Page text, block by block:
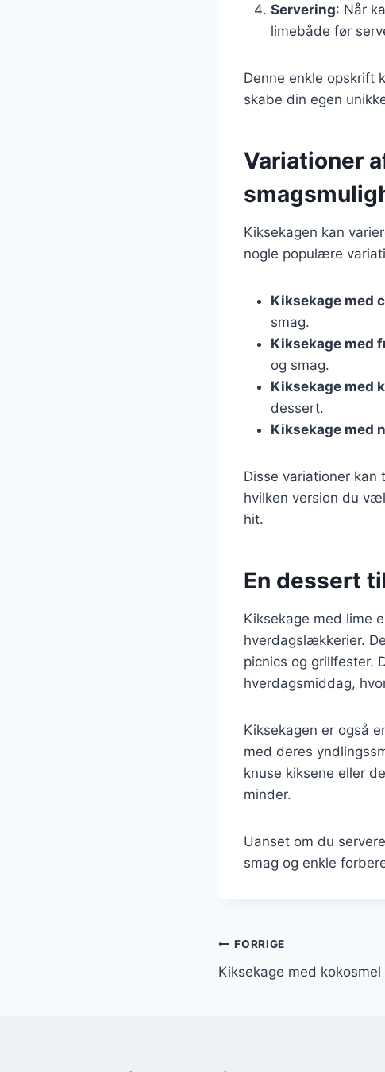
Servering: Når
limebåde før
Denne enkle opskrift
skabe din egen
Variationer
Kiksekagen kan
nogle populære
Kiksekage med
smag.
Kiksekage med
og smag.
Kiksekage med
dessert.
Kiksekage med
Disse variationer
hvilken version du
hit.
En dessert
Kiksekage med lime
hverdagslækkerier.
picnics og grillfester.
hverdagsmiddag,
Kiksekagen er også
med deres
knuse kiksene eller
minder.
Uanset om du
smag og enkle
FORRIGE
Kiksekage med